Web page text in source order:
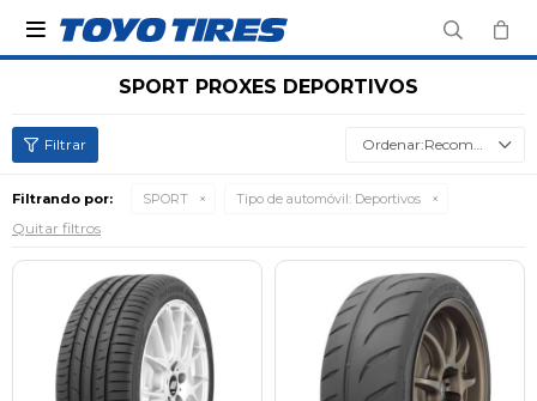

SPORT PROXES DEPORTIVOS
Recomendados
Filtrando por: SPORT Tipo de automóvil: Deportivos
Quitar filtros